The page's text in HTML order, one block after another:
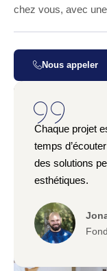
Chaque projet
temps
des solutions
esthétiques.
chez vous, avec
Nous appeler